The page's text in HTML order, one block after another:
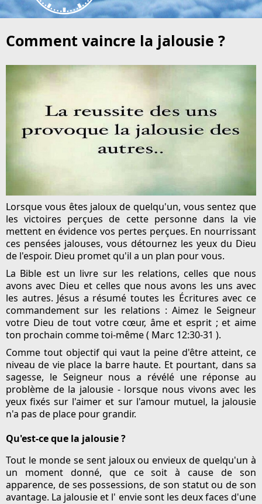
Comment vaincre la jalousie ?
Lorsque vous êtes jaloux de quelqu'un, vous sentez que
les victoires perçues de cette personne dans la vie
mettent en évidence vos pertes perçues. En nourrissant
ces pensées jalouses, vous détournez les yeux du Dieu
de l'espoir. Dieu promet qu'il a un plan pour vous.
La Bible est un livre sur les relations, celles que nous
avons avec Dieu et celles que nous avons les uns avec
les autres. Jésus a résumé toutes les Écritures avec ce
commandement sur les relations : Aimez le Seigneur
votre Dieu de tout votre cœur, âme et esprit ; et aime
ton prochain comme toi-même ( Marc 12:30-31 ).
Comme tout objectif qui vaut la peine d'être atteint, ce
niveau de vie place la barre haute. Et pourtant, dans sa
sagesse, le Seigneur nous a révélé une réponse au
problème de la jalousie - lorsque nous vivons avec les
yeux fixés sur l'aimer et sur l'amour mutuel, la jalousie
n'a pas de place pour grandir.
Qu'est-ce que la jalousie ?
Tout le monde se sent jaloux ou envieux de quelqu'un à
un moment donné, que ce soit à cause de son
apparence, de ses possessions, de son statut ou de son
avantage. La jalousie et l' envie sont les deux faces d'une